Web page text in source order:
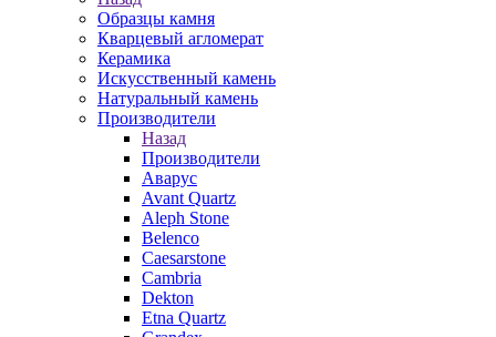
Образцы камня
Кварцевый агломерат
Керамика
Искусственный камень
Натуральный камень
Производители
Назад
Производители
Аварус
Avant Quartz
Aleph Stone
Belenco
Caesarstone
Cambria
Dekton
Etna Quartz